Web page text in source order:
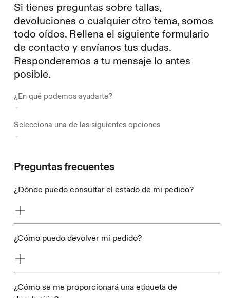
Si tienes preguntas sobre tallas,
devoluciones o cualquier otro tema, somos
todo oídos. Rellena el siguiente formulario
de contacto y envíanos tus dudas.
Responderemos a tu mensaje lo antes
posible.
Preguntas frecuentes
¿Dónde puedo consultar el estado de mi pedido?
¿Cómo puedo devolver mi pedido?
¿Cómo se me proporcionará una etiqueta de